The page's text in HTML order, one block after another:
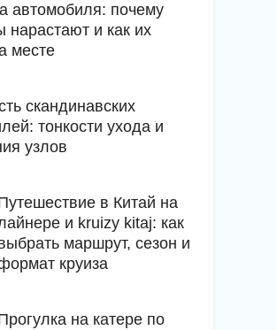
автомобиля: почему
нарастают и как их
месте
скандинавских
тонкости ухода и
узлов
в Китай на
и kruizy kitaj: как
маршрут, сезон и
круиза
на катере по